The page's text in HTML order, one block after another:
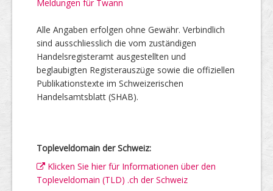
Meldungen für Twann
Alle Angaben erfolgen ohne Gewähr. Verbindlich
sind ausschliesslich die vom zuständigen
Handelsregisteramt ausgestellten und
beglaubigten Registerauszüge sowie die offiziellen
Publikationstexte im Schweizerischen
Handelsamtsblatt (SHAB).
Topleveldomain der Schweiz:
Klicken Sie hier für Informationen über den
Topleveldomain (TLD) .ch der Schweiz